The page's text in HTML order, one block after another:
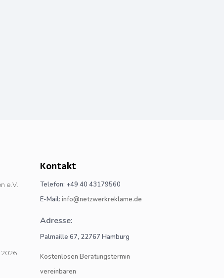
Kontakt
Telefon: +49 40 43179560
E-Mail: info@netzwerkreklame.de
Adresse:
Palmaille 67, 22767 Hamburg
Kostenlosen Beratungstermin
vereinbaren